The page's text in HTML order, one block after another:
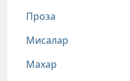
Проза
Мисалар
Махар